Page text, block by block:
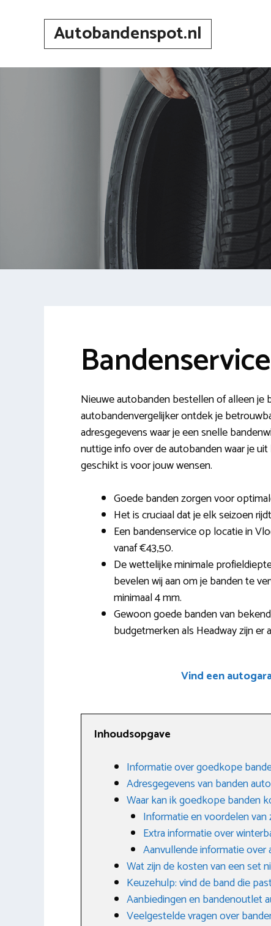
Autobandenspot.nl
Nieuwe autobanden bestellen of alleen
autobandenvergelijker ontdek je
adresgegevens waar je een snelle
nuttige info over de autobanden waar je
geschikt is voor jouw wensen.
Goede banden zorgen voor
Het is cruciaal dat je elk seizoen
Een bandenservice op locatie in
vanaf €43,50.
De wettelijke minimale
bevelen wij aan om je banden te
minimaal 4 mm.
Gewoon goede banden van
budgetmerken als Headway zijn er
Vind een
Inhoudsopgave
Informatie over goedkope
Adresgegevens van banden
Waar kan ik goedkope banden
Informatie en voordelen
Extra informatie over
Aanvullende informatie over
Wat zijn de kosten van een set
Keuzehulp: vind de band die
Aanbiedingen en bandenoutlet
Veelgestelde vragen over